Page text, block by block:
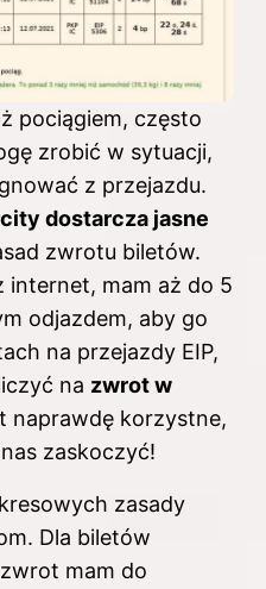
pociągiem, często
zrobić w sytuacji,
z przejazdu.
dostarcza jasne
zwrotu biletów.
internet, mam aż do 5
odjazdem, aby go
na przejazdy EIP,
na zwrot w
naprawdę korzystne,
zaskoczyć!
zasady
Dla biletów
mam do